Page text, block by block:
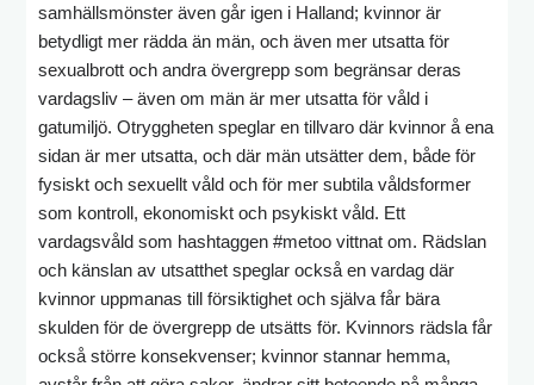
samhällsmönster även går igen i Halland; kvinnor är
betydligt mer rädda än män, och även mer utsatta för
sexualbrott och andra övergrepp som begränsar deras
vardagsliv – även om män är mer utsatta för våld i
gatumiljö. Otryggheten speglar en tillvaro där kvinnor å ena
sidan är mer utsatta, och där män utsätter dem, både för
fysiskt och sexuellt våld och för mer subtila våldsformer
som kontroll, ekonomiskt och psykiskt våld. Ett
vardagsvåld som hashtaggen #metoo vittnat om. Rädslan
och känslan av utsatthet speglar också en vardag där
kvinnor uppmanas till försiktighet och själva får bära
skulden för de övergrepp de utsätts för. Kvinnors rädsla får
också större konsekvenser; kvinnor stannar hemma,